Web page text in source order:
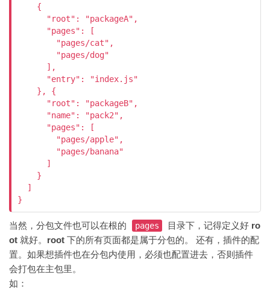
    {
      "root": "packageA",
      "pages": [
        "pages/cat",
        "pages/dog"
      ],
      "entry": "index.js"
    }, {
      "root": "packageB",
      "name": "pack2",
      "pages": [
        "pages/apple",
        "pages/banana"
      ]
    }
  ]
}
当然，分包文件也可以在根的 pages 目录下，记得定义好 ro
ot 就好。 root 下的所有页面都是属于分包的。 还有，插件的配
置。如果想插件也在分包内使用，必须也配置进去，否则插件
会打包在主包里。
如：